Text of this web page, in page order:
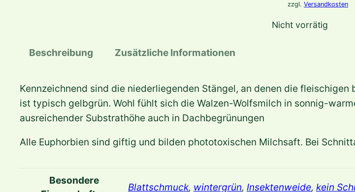
zzgl. Versandkosten
Nicht vorrätig
Beschreibung Zusätzliche Informationen
Kennzeichnend sind die niederliegenden Stängel, an denen die
ist typisch gelbgrün. Wohl fühlt sich die Walzen-Wolfsmilch in sonnig-
ausreichender Substrathöhe auch in Dachbegrünungen
Alle Euphorbien sind giftig und bilden phototoxischen Milchsaft. Bei
Besondere
Blattschmuck, wintergrün, Insektenweide, kein